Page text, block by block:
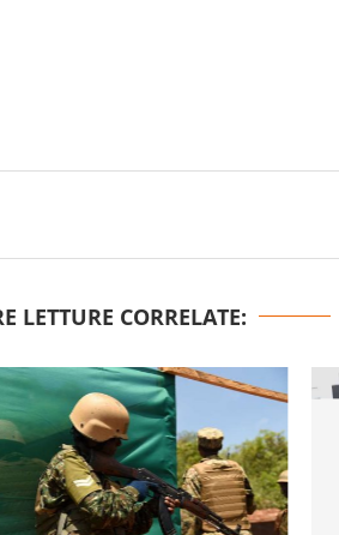
LETTURE CORRELATE: